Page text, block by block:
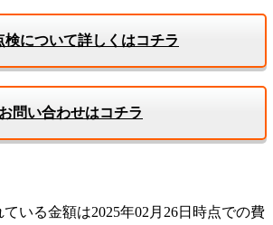
検について詳しくはコチラ
お問い合わせはコチラ
いる金額は2025年02月26日時点での費